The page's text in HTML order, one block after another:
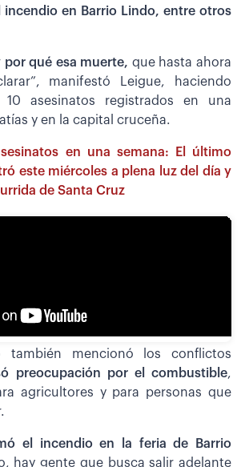
incendio en Barrio Lindo, entre otros
por qué esa muerte, que hasta ahora
manifestó Leigue, haciendo
asesinatos registrados en una
y en la capital cruceña.
en una semana: El último
este miércoles a plena luz del día y
de Santa Cruz
también mencionó los conflictos
preocupación por el combustible,
agricultores y para personas que
el incendio en la feria de Barrio
hay gente que busca salir adelante